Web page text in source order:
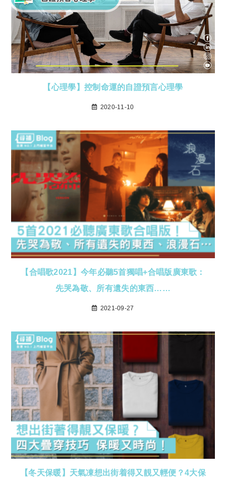
【心理學】控制命運的自證預言心理學
2020-11-10
【合唱歌2021】今年必聽5首獨唱+合唱版廣東歌：
先哭為敬、所有遺失的東西……
2021-09-27
【冬天保暖】天氣凍想出街着得又靚又輕便？4大保